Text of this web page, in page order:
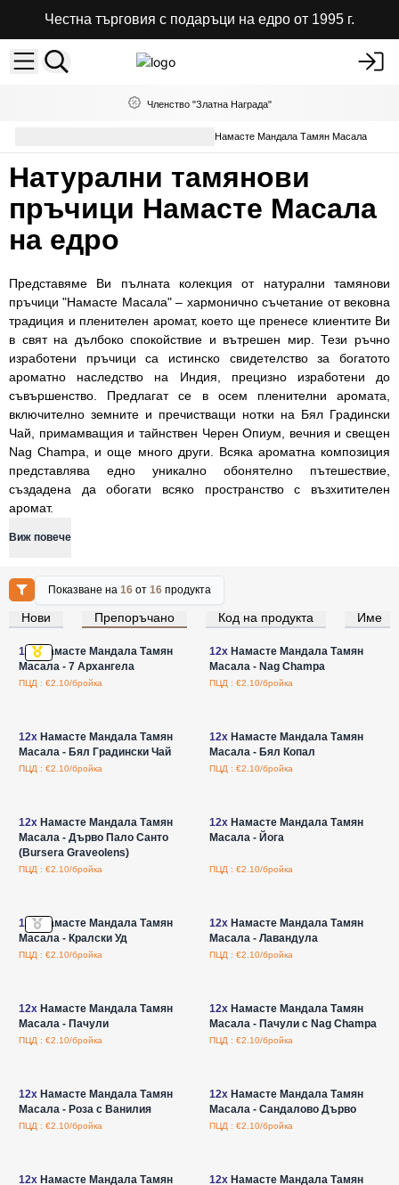
Честна търговия с подаръци на едро от 1995 г.
Членство "Златна Награда"
Намасте Мандала Тамян Масала
Натурални тамянови
пръчици Намасте Масала
на едро
Представяме Ви пълната колекция от натурални тамянови
пръчици "Намасте Масала" – хармонично съчетание от вековна
традиция и пленителен аромат, което ще пренесе клиентите Ви
в свят на дълбоко спокойствие и вътрешен мир. Тези ръчно
изработени пръчици са истинско свидетелство за богатото
ароматно наследство на Индия, прецизно изработени до
съвършенство. Предлагат се в осем пленителни аромата,
включително земните и пречистващи нотки на Бял Градински
Чай, примамващия и тайнствен Черен Опиум, вечния и свещен
Nag Champa, и още много други. Всяка ароматна композиция
представлява едно уникално обонятелно пътешествие,
създадена да обогати всяко пространство с възхитителен
аромат.
Виж повече
Показване на16 от16 продукта
Нови Препоръчано Код на продукта Име
Влезте за цени на едро
12xНамасте Мандала Тамян
Масала - 7 Архангела
ПЦД : €2.10/бройка
Влезте за цени на едро
12xНамасте Мандала Тамян
Масала - Nag Champa
ПЦД : €2.10/бройка
12xНамасте Мандала Тамян
Масала - Бял Градински Чай
ПЦД : €2.10/бройка
12xНамасте Мандала Тамян
Масала - Бял Копал
ПЦД : €2.10/бройка
12xНамасте Мандала Тамян
Масала - Дърво Пало Санто
(Bursera Graveolens)
ПЦД : €2.10/бройка
12xНамасте Мандала Тамян
Масала - Йога
ПЦД : €2.10/бройка
12xНамасте Мандала Тамян
Масала - Кралски Уд
ПЦД : €2.10/бройка
12xНамасте Мандала Тамян
Масала - Лавандула
ПЦД : €2.10/бройка
12xНамасте Мандала Тамян
Масала - Пачули
ПЦД : €2.10/бройка
12xНамасте Мандала Тамян
Масала - Пачули с Nag Champa
ПЦД : €2.10/бройка
12xНамасте Мандала Тамян
Масала - Роза с Ванилия
ПЦД : €2.10/бройка
12xНамасте Мандала Тамян
Масала - Сандалово Дърво
ПЦД : €2.10/бройка
12xНамасте Мандала Тамян
12xНамасте Мандала Тамян